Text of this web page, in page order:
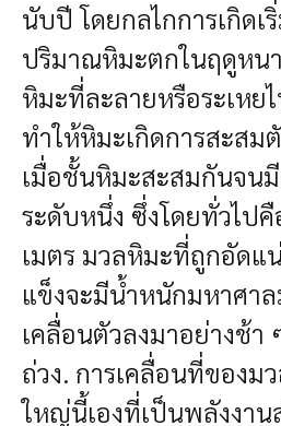
นับปี โดยกลไกการเกิด
ปริมาณหิมะตกในฤดูหน
หิมะที่ละลายหรือระเหย
ทำให้หิมะเกิดการสะสม
เมื่อชั้นหิมะสะสมกันจน
ระดับหนึ่ง ซึ่งโดยทั่วไป
เมตร มวลหิมะที่ถูกอัดแ
แข็งจะมีน้ำหนักมหาศา
เคลื่อนตัวลงมาอย่างช้า
ถ่วง. การเคลื่อนที่ของม
ใหญ่นี้เองที่เป็นพลังงา